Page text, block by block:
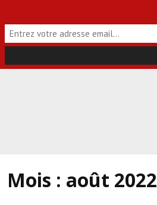
Mois : août 2022